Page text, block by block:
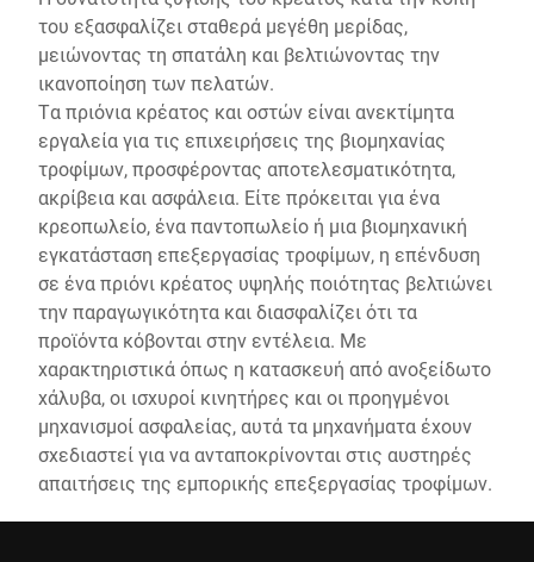
του εξασφαλίζει σταθερά μεγέθη μερίδας,
μειώνοντας τη σπατάλη και βελτιώνοντας την
ικανοποίηση των πελατών.
Τα πριόνια κρέατος και οστών είναι ανεκτίμητα
εργαλεία για τις επιχειρήσεις της βιομηχανίας
τροφίμων, προσφέροντας αποτελεσματικότητα,
ακρίβεια και ασφάλεια. Είτε πρόκειται για ένα
κρεοπωλείο, ένα παντοπωλείο ή μια βιομηχανική
εγκατάσταση επεξεργασίας τροφίμων, η επένδυση
σε ένα πριόνι κρέατος υψηλής ποιότητας βελτιώνει
την παραγωγικότητα και διασφαλίζει ότι τα
προϊόντα κόβονται στην εντέλεια. Με
χαρακτηριστικά όπως η κατασκευή από ανοξείδωτο
χάλυβα, οι ισχυροί κινητήρες και οι προηγμένοι
μηχανισμοί ασφαλείας, αυτά τα μηχανήματα έχουν
σχεδιαστεί για να ανταποκρίνονται στις αυστηρές
απαιτήσεις της εμπορικής επεξεργασίας τροφίμων.